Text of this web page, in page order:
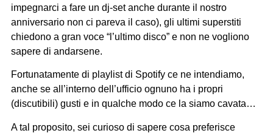
impegnarci a fare un dj-set anche durante il nostro
anniversario non ci pareva il caso), gli ultimi superstiti
chiedono a gran voce “l’ultimo disco” e non ne vogliono
sapere di andarsene.
Fortunatamente di playlist di Spotify ce ne intendiamo,
anche se all’interno dell’ufficio ognuno ha i propri
(discutibili) gusti e in qualche modo ce la siamo cavata…
A tal proposito, sei curioso di sapere cosa preferisce